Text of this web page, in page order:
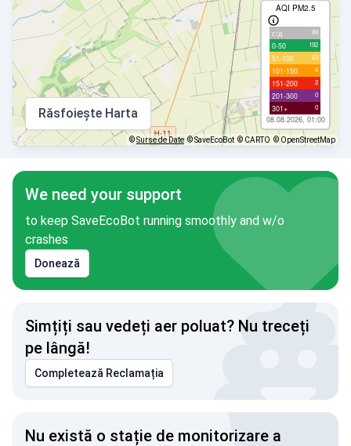
AQI PM2.5
с/д 89
0-50 192
51-100 63
101-150 4
151-200 2
201-300 0
301+ 0
08.08.2026, 01:00
Răsfoiește Harta
©Surse de Date © SaveEcoBot © CARTO © OpenStreetMap
We need your support
to keep SaveEcoBot running smoothly and w/o
crashes
Donează
Simțiți sau vedeți aer poluat? Nu treceți
pe lângă!
Completează Reclamația
Nu există o stație de monitorizare a